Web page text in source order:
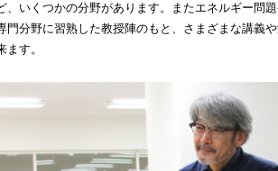
、いくつかの分野があります。またエネルギー問
門分野に習熟した教授陣のもと、さまざまな講義
ます。